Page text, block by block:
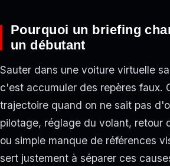
Pourquoi un briefing
un débutant
Sauter dans une voiture virtuelle
c'est accumuler des repères faux.
trajectoire quand on ne sait pas
pilotage, réglage du volant, retour
ou simple manque de références
sert justement à séparer ces